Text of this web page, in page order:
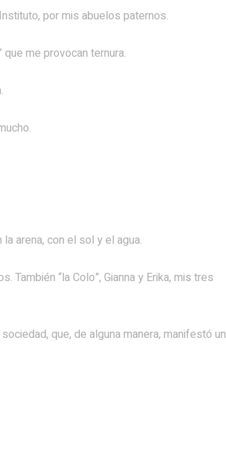
por mis abuelos paternos.
me provocan ternura.
arena, con el sol y el agua.
También “la Colo”, Gianna y Erika, mis tres
que, de alguna manera, manifestó un